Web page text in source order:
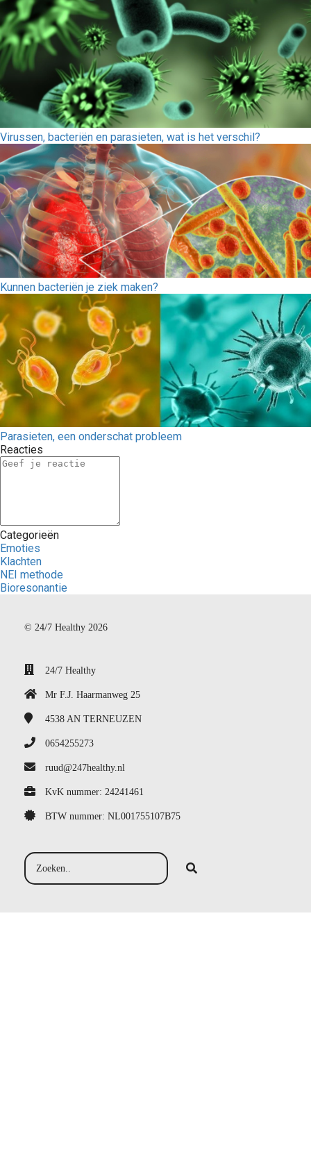
Virussen, bacteriën en parasieten, wat is het verschil?
Kunnen bacteriën je ziek maken?
Parasieten, een onderschat probleem
Reacties
Categorieën
Emoties
Klachten
NEI methode
Bioresonantie
© 24/7 Healthy 2026
24/7 Healthy
Mr F.J. Haarmanweg 25
4538 AN TERNEUZEN
0654255273
ruud@247healthy.nl
KvK nummer: 24241461
BTW nummer: NL001755107B75